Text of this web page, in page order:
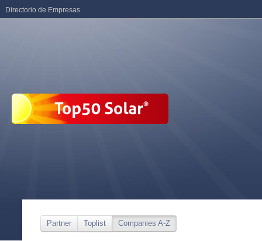
Partner Toplist Companies A-Z
Directorio de Empresas